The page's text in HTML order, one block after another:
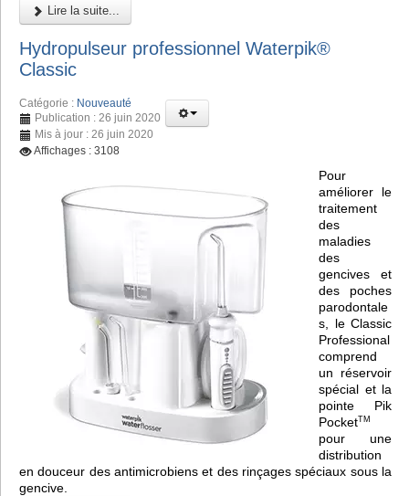
Lire la suite...
Hydropulseur professionnel Waterpik®
Classic
Catégorie : Nouveauté
Publication : 26 juin 2020
Mis à jour : 26 juin 2020
Affichages : 3108
Pour
améliorer le
traitement
des
maladies
des
gencives et
des poches
parodontale
s, le Classic
Professional
comprend
un réservoir
spécial et la
pointe Pik
PocketTM
pour une
distribution
en douceur des antimicrobiens et des rinçages spéciaux sous la
gencive.